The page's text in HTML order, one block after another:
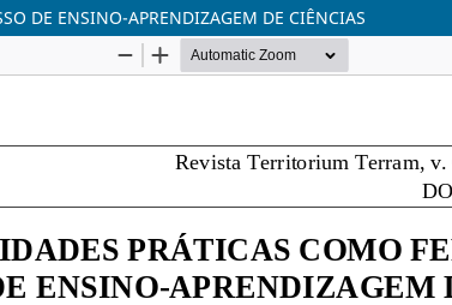
DE ENSINO-APRENDIZAGEM DE CIÊNCIAS